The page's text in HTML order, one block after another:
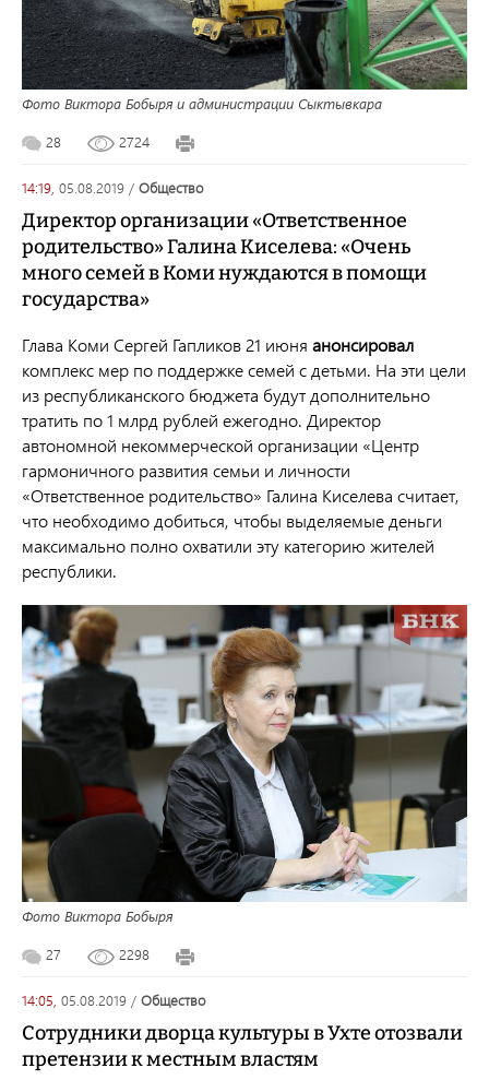
Фото Виктора Бобыря и администрации Сыктывкара
28 2724
14:19, 05.08.2019 / общество
Директор организации «Ответственное
родительство» Галина Киселева: «Очень
много семей в Коми нуждаются в помощи
государства»
Глава Коми Сергей Гапликов 21 июня анонсировал
комплекс мер по поддержке семей с детьми. На эти цели
из республиканского бюджета будут дополнительно
тратить по 1 млрд рублей ежегодно. Директор
автономной некоммерческой организации «Центр
гармоничного развития семьи и личности
«Ответственное родительство» Галина Киселева считает,
что необходимо добиться, чтобы выделяемые деньги
максимально полно охватили эту категорию жителей
республики.
Фото Виктора Бобыря
27 2298
14:05, 05.08.2019 / общество
Сотрудники дворца культуры в Ухте отозвали
претензии к местным властям